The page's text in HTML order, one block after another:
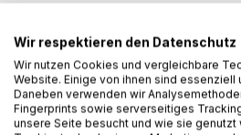
BESCHREIBUNG
Wir respektieren den Datenschutz
Wir nutzen Cookies und vergleichbare
Website. Einige von ihnen sind essenziell
Daneben verwenden wir
Fingerprints sowie serverseitiges
unsere Seite besucht und wie sie genutzt